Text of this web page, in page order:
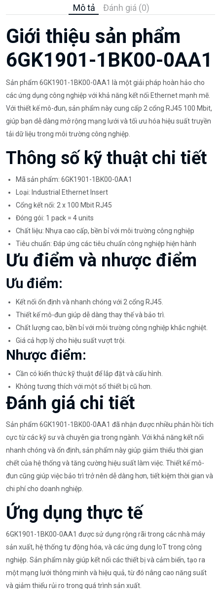
Mô tả Đánh giá (0)
Giới thiệu sản phẩm
6GK1901-1BK00-0AA1
Sản phẩm 6GK1901-1BK00-0AA1 là một giải pháp hoàn hảo cho
các ứng dụng công nghiệp với khả năng kết nối Ethernet mạnh mẽ.
Với thiết kế mô-đun, sản phẩm này cung cấp 2 cổng RJ45 100 Mbit,
giúp bạn dễ dàng mở rộng mạng lưới và tối ưu hóa hiệu suất truyền
tải dữ liệu trong môi trường công nghiệp.
Thông số kỹ thuật chi tiết
Mã sản phẩm: 6GK1901-1BK00-0AA1
Loại: Industrial Ethernet Insert
Cổng kết nối: 2 x 100 Mbit RJ45
Đóng gói: 1 pack = 4 units
Chất liệu: Nhựa cao cấp, bền bỉ với môi trường công nghiệp
Tiêu chuẩn: Đáp ứng các tiêu chuẩn công nghiệp hiện hành
Ưu điểm và nhược điểm
Ưu điểm:
Kết nối ổn định và nhanh chóng với 2 cổng RJ45.
Thiết kế mô-đun giúp dễ dàng thay thế và bảo trì.
Chất lượng cao, bền bỉ với môi trường công nghiệp khắc nghiệt.
Giá cả hợp lý cho hiệu suất vượt trội.
Nhược điểm:
Cần có kiến thức kỹ thuật để lắp đặt và cấu hình.
Không tương thích với một số thiết bị cũ hơn.
Đánh giá chi tiết
Sản phẩm 6GK1901-1BK00-0AA1 đã nhận được nhiều phản hồi tích
cực từ các kỹ sư và chuyên gia trong ngành. Với khả năng kết nối
nhanh chóng và ổn định, sản phẩm này giúp giảm thiểu thời gian
chết của hệ thống và tăng cường hiệu suất làm việc. Thiết kế mô-
đun cũng giúp việc bảo trì trở nên dễ dàng hơn, tiết kiệm thời gian và
chi phí cho doanh nghiệp.
Ứng dụng thực tế
6GK1901-1BK00-0AA1 được sử dụng rộng rãi trong các nhà máy
sản xuất, hệ thống tự động hóa, và các ứng dụng IoT trong công
nghiệp. Sản phẩm này giúp kết nối các thiết bị và cảm biến, tạo ra
một mạng lưới thông minh và hiệu quả, từ đó nâng cao năng suất
và giảm thiểu rủi ro trong quá trình sản xuất.